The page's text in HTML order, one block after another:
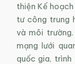
thiện Kế
tư công trung
và môi
mạng lưới
quốc gia, trình